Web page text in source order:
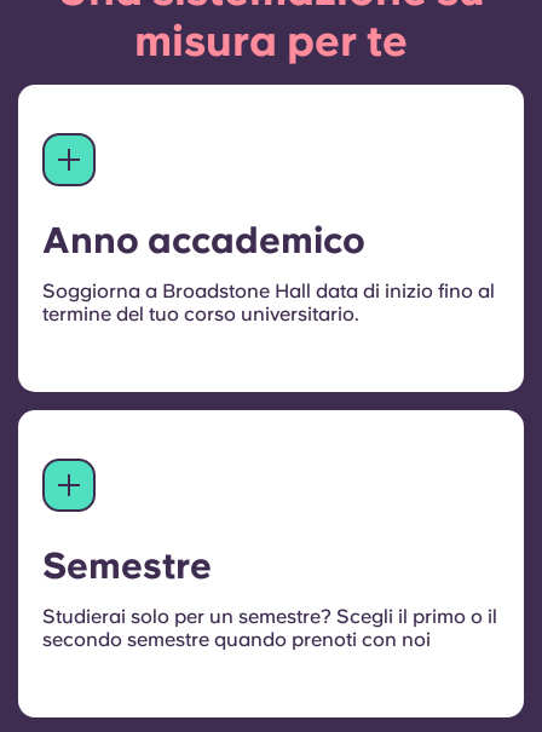
misura per te
Anno accademico
Soggiorna a Broadstone Hall data di inizio fino al
termine del tuo corso universitario.
Semestre
Studierai solo per un semestre? Scegli il primo o il
secondo semestre quando prenoti con noi